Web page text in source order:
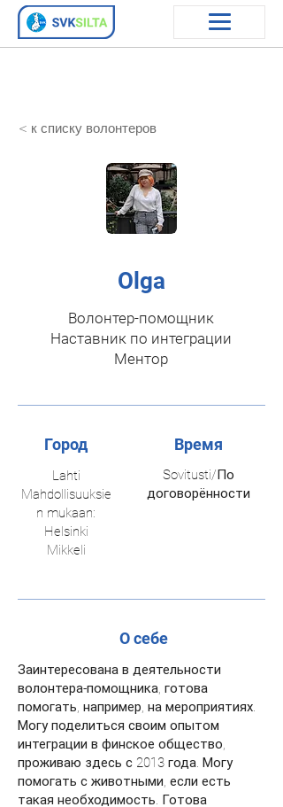
< к списку волонтеров
Olga
Волонтер-помощник
Наставник по интеграции
Ментор
Город
Lahti
Mahdollisuuksie
n mukaan:
Helsinki
Mikkeli
Время
Sovitusti/По
договорённости
О себе
Заинтересована в деятельности
волонтера-помощника, готова
помогать, например, на мероприятиях.
Могу поделиться своим опытом
интеграции в финское общество,
проживаю здесь с 2013 года. Могу
помогать с животными, если есть
такая необходимость. Готова